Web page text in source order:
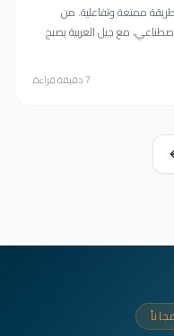
ممتعة وتفاعلية. من
مع جيل العربية يصبح
7دقيقة قراءة